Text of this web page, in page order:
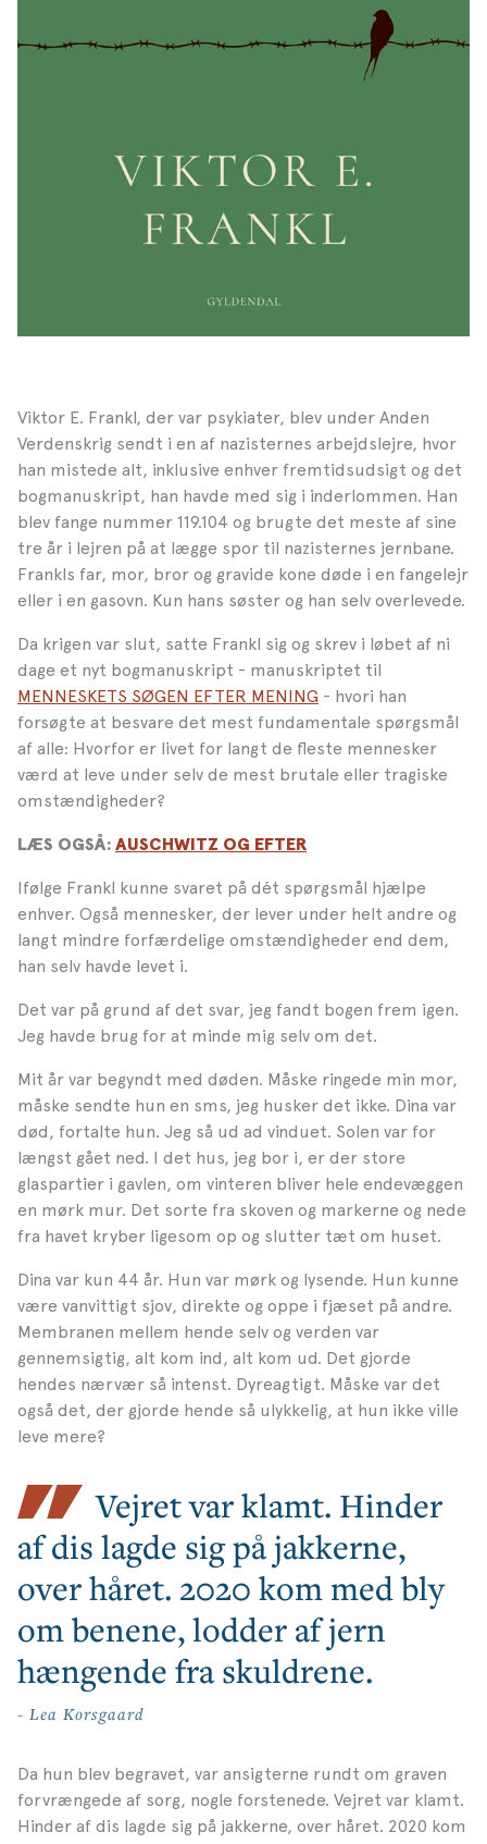
Viktor E. Frankl, der var psykiater, blev under Anden
Verdenskrig sendt i en af nazisternes arbejdslejre, hvor
han mistede alt, inklusive enhver fremtidsudsigt og det
bogmanuskript, han havde med sig i inderlommen. Han
blev fange nummer 119.104 og brugte det meste af sine
tre år i lejren på at lægge spor til nazisternes jernbane.
Frankls far, mor, bror og gravide kone døde i en fangelejr
eller i en gasovn. Kun hans søster og han selv overlevede.
Da krigen var slut, satte Frankl sig og skrev i løbet af ni
dage et nyt bogmanuskript - manuskriptet til
MENNESKETS SØGEN EFTER MENING - hvori han
forsøgte at besvare det mest fundamentale spørgsmål
af alle: Hvorfor er livet for langt de fleste mennesker
værd at leve under selv de mest brutale eller tragiske
omstændigheder?
LÆS OGSÅ: AUSCHWITZ OG EFTER
Ifølge Frankl kunne svaret på dét spørgsmål hjælpe
enhver. Også mennesker, der lever under helt andre og
langt mindre forfærdelige omstændigheder end dem,
han selv havde levet i.
Det var på grund af det svar, jeg fandt bogen frem igen.
Jeg havde brug for at minde mig selv om det.
Mit år var begyndt med døden. Måske ringede min mor,
måske sendte hun en sms, jeg husker det ikke. Dina var
død, fortalte hun. Jeg så ud ad vinduet. Solen var for
længst gået ned. I det hus, jeg bor i, er der store
glaspartier i gavlen, om vinteren bliver hele endevæggen
en mørk mur. Det sorte fra skoven og markerne og nede
fra havet kryber ligesom op og slutter tæt om huset.
Dina var kun 44 år. Hun var mørk og lysende. Hun kunne
være vanvittigt sjov, direkte og oppe i fjæset på andre.
Membranen mellem hende selv og verden var
gennemsigtig, alt kom ind, alt kom ud. Det gjorde
hendes nærvær så intenst. Dyreagtigt. Måske var det
også det, der gjorde hende så ulykkelig, at hun ikke ville
leve mere?
Vejret var klamt. Hinder
af dis lagde sig på jakkerne,
over håret. 2020 kom med bly
om benene, lodder af jern
hængende fra skuldrene.
- Lea Korsgaard
Da hun blev begravet, var ansigterne rundt om graven
forvrængede af sorg, nogle forstenede. Vejret var klamt.
Hinder af dis lagde sig på jakkerne, over håret. 2020 kom